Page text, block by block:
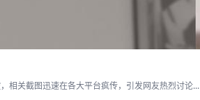
相关截图迅速在各大平台疯传，引发网友热烈讨论...